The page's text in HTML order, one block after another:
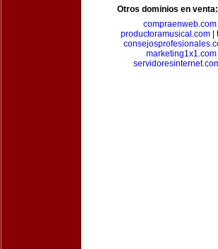
Otros dominios en venta:
compraenweb.com|
productoramusical.com
marketing1x1.com|